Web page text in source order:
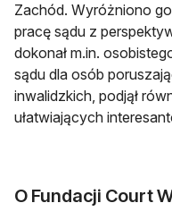
Zachód. Wyróżniono
pracę sądu z
dokonał m.in.
sądu dla osób
inwalidzkich, podjął
ułatwiających
O Fundacji Court